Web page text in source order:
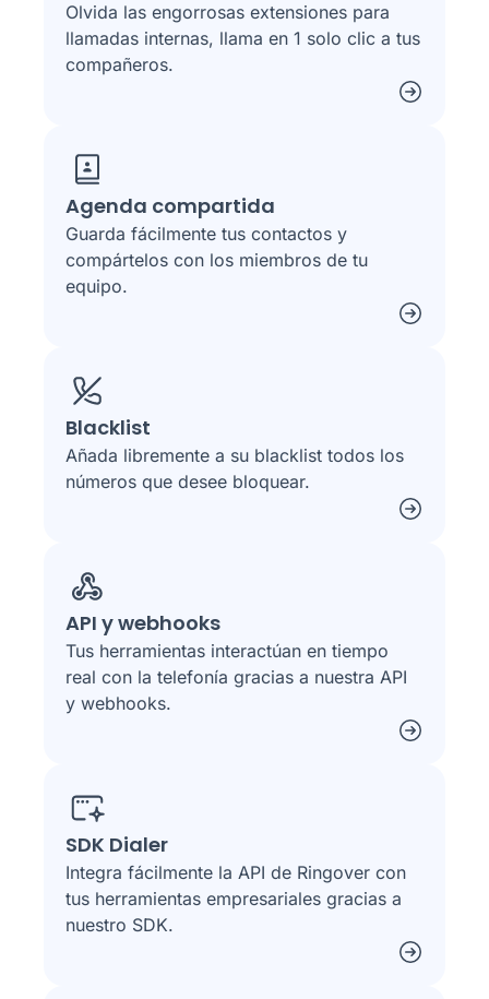
Olvida las engorrosas extensiones para
llamadas internas, llama en 1 solo clic a tus
compañeros.
Agenda compartida
Guarda fácilmente tus contactos y
compártelos con los miembros de tu
equipo.
Blacklist
Añada libremente a su blacklist todos los
números que desee bloquear.
API y webhooks
Tus herramientas interactúan en tiempo
real con la telefonía gracias a nuestra API
y webhooks.
SDK Dialer
Integra fácilmente la API de Ringover con
tus herramientas empresariales gracias a
nuestro SDK.